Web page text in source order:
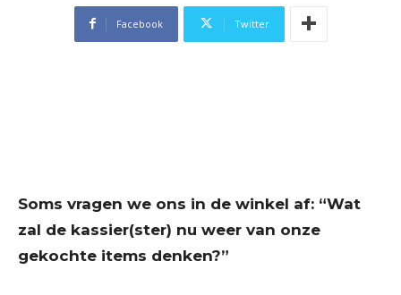
Facebook Twitter
Soms vragen we ons in de winkel af: “Wat
zal de kassier(ster) nu weer van onze
gekochte items denken?”